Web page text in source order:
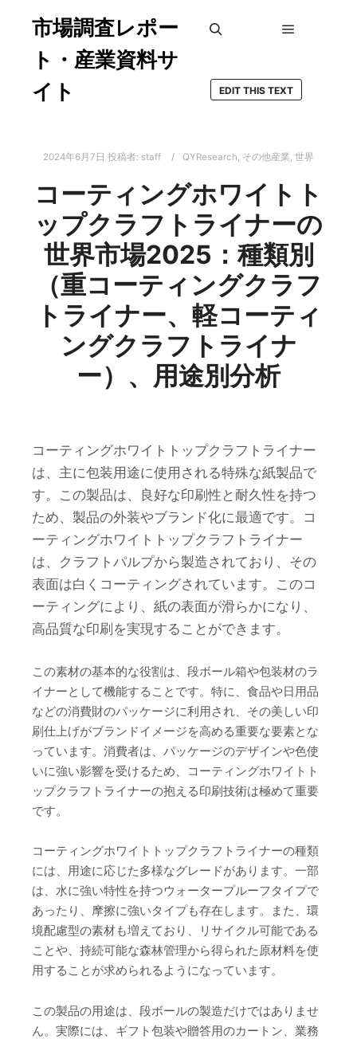
市場調査レポー
ト・産業資料サ
イト
EDIT THIS TEXT
2024年6月7日 投稿者: staff QYResearch, その他産業, 世界
コーティングホワイトト
ップクラフトライナーの
世界市場2025：種類別
（重コーティングクラフ
トライナー、軽コーティ
ングクラフトライナ
ー）、用途別分析
コーティングホワイトトップクラフトライナー
は、主に包装用途に使用される特殊な紙製品で
す。この製品は、良好な印刷性と耐久性を持つ
ため、製品の外装やブランド化に最適です。コ
ーティングホワイトトップクラフトライナー
は、クラフトパルプから製造されており、その
表面は白くコーティングされています。このコ
ーティングにより、紙の表面が滑らかになり、
高品質な印刷を実現することができます。
この素材の基本的な役割は、段ボール箱や包装材のラ
イナーとして機能することです。特に、食品や日用品
などの消費財のパッケージに利用され、その美しい印
刷仕上げがブランドイメージを高める重要な要素とな
っています。消費者は、パッケージのデザインや色使
いに強い影響を受けるため、コーティングホワイトト
ップクラフトライナーの抱える印刷技術は極めて重要
です。
コーティングホワイトトップクラフトライナーの種類
には、用途に応じた多様なグレードがあります。一部
は、水に強い特性を持つウォータープルーフタイプで
あったり、摩擦に強いタイプも存在します。また、環
境配慮型の素材も増えており、リサイクル可能である
ことや、持続可能な森林管理から得られた原材料を使
用することが求められるようになっています。
この製品の用途は、段ボールの製造だけではありませ
ん。実際には、ギフト包装や贈答用のカートン、業務